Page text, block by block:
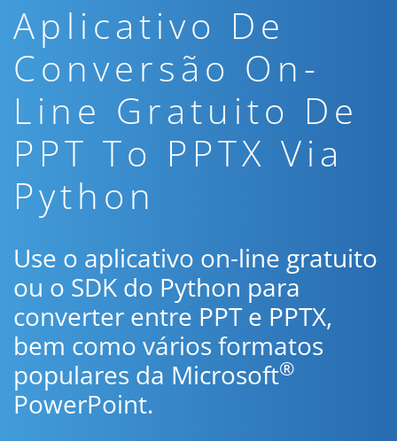
Aplicativo De
Conversão On-
Line Gratuito De
PPT To PPTX Via
Python
Use o aplicativo on-line gratuito
ou o SDK do Python para
converter entre PPT e PPTX,
bem como vários formatos
populares da Microsoft®
PowerPoint.